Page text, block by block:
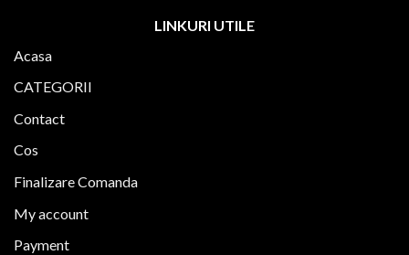
LINKURI UTILE
Acasa
CATEGORII
Contact
Cos
Finalizare Comanda
My account
Payment